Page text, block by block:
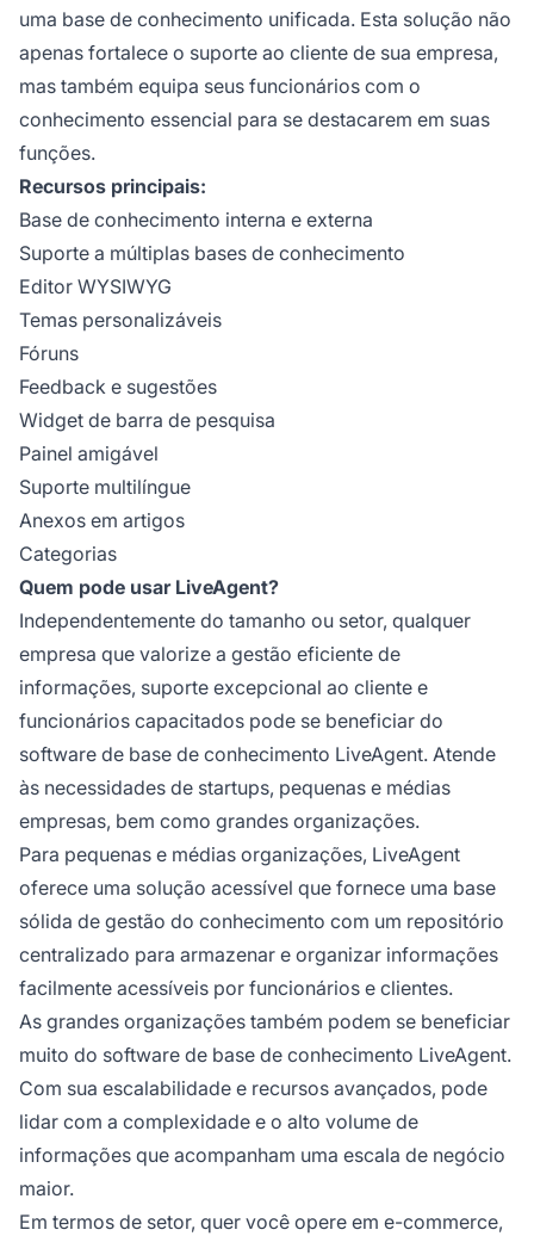
uma base de conhecimento unificada. Esta solução não
apenas fortalece o suporte ao cliente de sua empresa,
mas também equipa seus funcionários com o
conhecimento essencial para se destacarem em suas
funções.
Recursos principais:
Base de conhecimento interna e externa
Suporte a múltiplas bases de conhecimento
Editor WYSIWYG
Temas personalizáveis
Fóruns
Feedback e sugestões
Widget de barra de pesquisa
Painel amigável
Suporte multilíngue
Anexos em artigos
Categorias
Quem pode usar LiveAgent?
Independentemente do tamanho ou setor, qualquer
empresa que valorize a gestão eficiente de
informações, suporte excepcional ao cliente e
funcionários capacitados pode se beneficiar do
software de base de conhecimento LiveAgent. Atende
às necessidades de startups, pequenas e médias
empresas, bem como grandes organizações.
Para pequenas e médias organizações, LiveAgent
oferece uma solução acessível que fornece uma base
sólida de gestão do conhecimento com um repositório
centralizado para armazenar e organizar informações
facilmente acessíveis por funcionários e clientes.
As grandes organizações também podem se beneficiar
muito do software de base de conhecimento LiveAgent.
Com sua escalabilidade e recursos avançados, pode
lidar com a complexidade e o alto volume de
informações que acompanham uma escala de negócio
maior.
Em termos de setor, quer você opere em e-commerce,